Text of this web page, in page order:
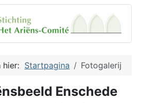
hier: Startpagina Fotogalerij
Enschede